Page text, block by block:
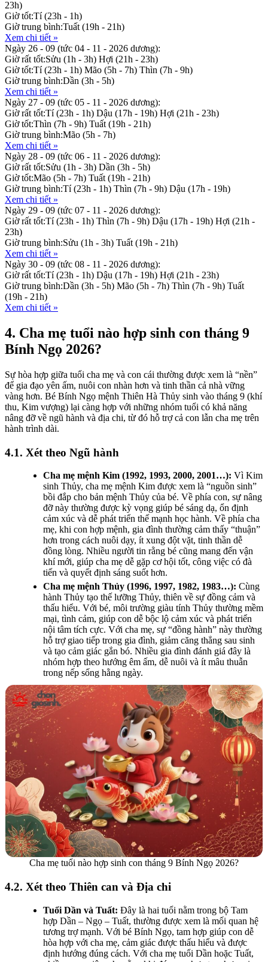
23h)
Giờ tốt:Tí (23h - 1h)
Giờ trung bình:Tuất (19h - 21h)
Xem chi tiết »
Ngày 26 - 09 (tức 04 - 11 - 2026 dương):
Giờ rất tốt:Sửu (1h - 3h) Hợi (21h - 23h)
Giờ tốt:Tí (23h - 1h) Mão (5h - 7h) Thìn (7h - 9h)
Giờ trung bình:Dần (3h - 5h)
Xem chi tiết »
Ngày 27 - 09 (tức 05 - 11 - 2026 dương):
Giờ rất tốt:Tí (23h - 1h) Dậu (17h - 19h) Hợi (21h - 23h)
Giờ tốt:Thìn (7h - 9h) Tuất (19h - 21h)
Giờ trung bình:Mão (5h - 7h)
Xem chi tiết »
Ngày 28 - 09 (tức 06 - 11 - 2026 dương):
Giờ rất tốt:Sửu (1h - 3h) Dần (3h - 5h)
Giờ tốt:Mão (5h - 7h) Tuất (19h - 21h)
Giờ trung bình:Tí (23h - 1h) Thìn (7h - 9h) Dậu (17h - 19h)
Xem chi tiết »
Ngày 29 - 09 (tức 07 - 11 - 2026 dương):
Giờ rất tốt:Tí (23h - 1h) Thìn (7h - 9h) Dậu (17h - 19h) Hợi (21h -
23h)
Giờ trung bình:Sửu (1h - 3h) Tuất (19h - 21h)
Xem chi tiết »
Ngày 30 - 09 (tức 08 - 11 - 2026 dương):
Giờ rất tốt:Tí (23h - 1h) Dậu (17h - 19h) Hợi (21h - 23h)
Giờ trung bình:Dần (3h - 5h) Mão (5h - 7h) Thìn (7h - 9h) Tuất
(19h - 21h)
Xem chi tiết »
4. Cha mẹ tuổi nào hợp sinh con tháng 9
Bính Ngọ 2026?
Sự hòa hợp giữa tuổi cha mẹ và con cái thường được xem là “nền”
để gia đạo yên ấm, nuôi con nhàn hơn và tinh thần cả nhà vững
vàng hơn. Bé Bính Ngọ mệnh Thiên Hà Thủy sinh vào tháng 9 (khí
thu, Kim vượng) lại càng hợp với những nhóm tuổi có khả năng
nâng đỡ về ngũ hành và địa chi, từ đó hỗ trợ cả con lẫn cha mẹ trên
hành trình dài.
4.1. Xét theo Ngũ hành
Cha mẹ mệnh Kim (1992, 1993, 2000, 2001…): Vì Kim
sinh Thủy, cha mẹ mệnh Kim được xem là “nguồn sinh”
bồi đắp cho bản mệnh Thủy của bé. Về phía con, sự nâng
đỡ này thường được kỳ vọng giúp bé sáng dạ, ổn định
cảm xúc và dễ phát triển thế mạnh học hành. Về phía cha
mẹ, khi con hợp mệnh, gia đình thường cảm thấy “thuận”
hơn trong cách nuôi dạy, ít xung đột vặt, tinh thần dễ
đồng lòng. Nhiều người tin rằng bé cũng mang đến vận
khí mới, giúp cha mẹ dễ gặp cơ hội tốt, công việc có đà
tiến và quyết định sáng suốt hơn.
Cha mẹ mệnh Thủy (1996, 1997, 1982, 1983…): Cùng
hành Thủy tạo thế lưỡng Thủy, thiên về sự đồng cảm và
thấu hiểu. Với bé, môi trường giàu tính Thủy thường mềm
mại, tình cảm, giúp con dễ bộc lộ cảm xúc và phát triển
nội tâm tích cực. Với cha mẹ, sự “đồng hành” này thường
hỗ trợ giao tiếp trong gia đình, giảm căng thẳng sau sinh
và tạo cảm giác gắn bó. Nhiều gia đình đánh giá đây là
nhóm hợp theo hướng êm ấm, dễ nuôi và ít mâu thuẫn
trong nếp sống hằng ngày.
Cha mẹ tuổi nào hợp sinh con tháng 9 Bính Ngọ 2026?
4.2. Xét theo Thiên can và Địa chi
Tuổi Dần và Tuất: Đây là hai tuổi nằm trong bộ Tam
hợp Dần – Ngọ – Tuất, thường được xem là mối quan hệ
tương trợ mạnh. Với bé Bính Ngọ, tam hợp giúp con dễ
hòa hợp với cha mẹ, cảm giác được thấu hiểu và được
định hướng đúng cách. Với cha mẹ tuổi Dần hoặc Tuất,